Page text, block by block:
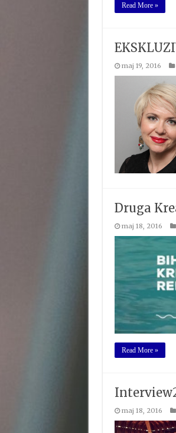
Read More »
maj 19, 2016
Druga
maj 18, 2016
Read More »
maj 18, 2016